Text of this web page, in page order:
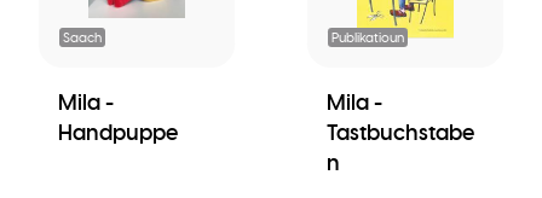
Saach
Mila -
Handpuppe
Publikatioun
Mila -
Tastbuchstabe
n